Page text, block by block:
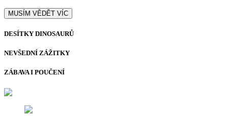
MUSÍM VĚDĚT VÍC
DESÍTKY DINOSAURŮ
NEVŠEDNÍ ZÁŽITKY
ZÁBAVA I POUČENÍ